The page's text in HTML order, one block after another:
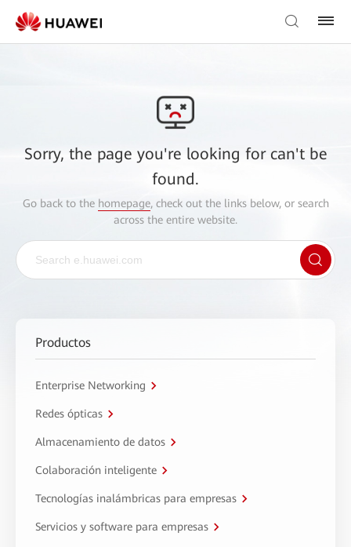
Sorry, the page you're looking for can't be
found.
Go back to the homepage, check out the links below, or search
across the entire website.
Productos
Enterprise Networking
Redes ópticas
Almacenamiento de datos
Colaboración inteligente
Tecnologías inalámbricas para empresas
Servicios y software para empresas